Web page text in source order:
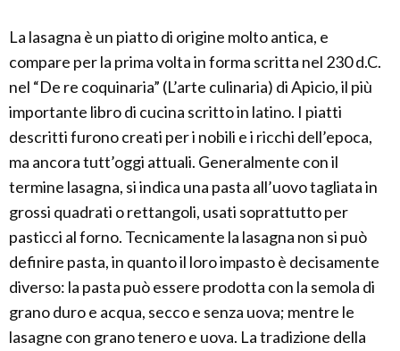
La lasagna è un piatto di origine molto antica, e
compare per la prima volta in forma scritta nel 230 d.C.
nel “De re coquinaria” (L’arte culinaria) di Apicio, il più
importante libro di cucina scritto in latino. I piatti
descritti furono creati per i nobili e i ricchi dell’epoca,
ma ancora tutt’oggi attuali. Generalmente con il
termine lasagna, si indica una pasta all’uovo tagliata in
grossi quadrati o rettangoli, usati soprattutto per
pasticci al forno. Tecnicamente la lasagna non si può
definire pasta, in quanto il loro impasto è decisamente
diverso: la pasta può essere prodotta con la semola di
grano duro e acqua, secco e senza uova; mentre le
lasagne con grano tenero e uova. La tradizione della